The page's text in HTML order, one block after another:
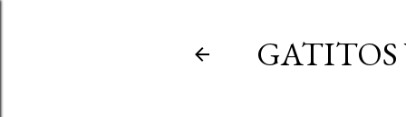
GATITOS